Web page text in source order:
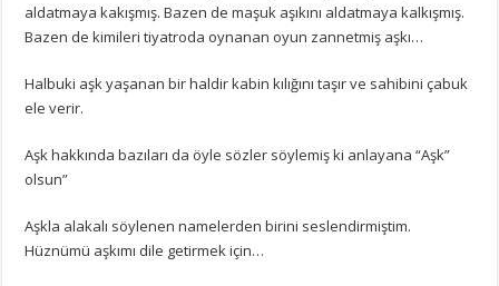
aldatmaya kakışmış. Bazen de maşuk aşıkını aldatmaya kalkışmış.
Bazen de kimileri tiyatroda oynanan oyun zannetmiş aşkı…
Halbuki aşk yaşanan bir haldir kabin kılığını taşır ve sahibini çabuk
ele verir.
Aşk hakkında bazıları da öyle sözler söylemiş ki anlayana “Aşk”
olsun”
Aşkla alakalı söylenen namelerden birini seslendirmiştim.
Hüznümü aşkımı dile getirmek için…